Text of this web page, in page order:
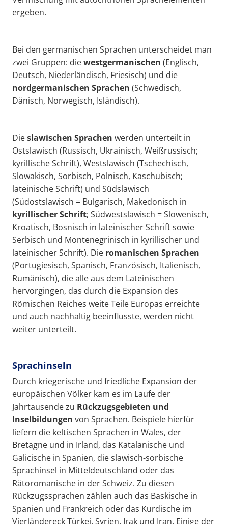
ergeben.
Bei den germanischen Sprachen unterscheidet man
zwei Gruppen: diewestgermanischen (Englisch,
Deutsch, Niederländisch, Friesisch) und die
nordgermanischen Sprachen (Schwedisch,
Dänisch, Norwegisch, Isländisch).
Dieslawischen Sprachen werden unterteilt in
Ostslawisch (Russisch, Ukrainisch, Weißrussisch;
kyrillische Schrift), Westslawisch (Tschechisch,
Slowakisch, Sorbisch, Polnisch, Kaschubisch;
lateinische Schrift) und Südslawisch
(Südostslawisch = Bulgarisch, Makedonisch in
kyrillischer Schrift; Südwestslawisch = Slowenisch,
Kroatisch, Bosnisch in lateinischer Schrift sowie
Serbisch und Montenegrinisch in kyrillischer und
lateinischer Schrift). Die romanischen Sprachen
(Portugiesisch, Spanisch, Französisch, Italienisch,
Rumänisch), die alle aus dem Lateinischen
hervorgingen, das durch die Expansion des
Römischen Reiches weite Teile Europas erreichte
und auch nachhaltig beeinflusste, werden nicht
weiter unterteilt.
Sprachinseln
Durch kriegerische und friedliche Expansion der
europäischen Völker kam es im Laufe der
Jahrtausende zu Rückzugsgebieten und
Inselbildungen von Sprachen. Beispiele hierfür
liefern die keltischen Sprachen in Wales, der
Bretagne und in Irland, das Katalanische und
Galicische in Spanien, die slawisch-sorbische
Sprachinsel in Mitteldeutschland oder das
Rätoromanische in der Schweiz. Zu diesen
Rückzugssprachen zählen auch das Baskische in
Spanien und Frankreich oder das Kurdische im
Vierländereck Türkei, Syrien, Irak und Iran. Einige der